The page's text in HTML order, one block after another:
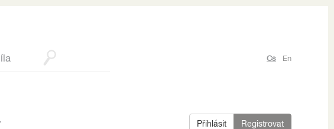
Cs En
Přihlásit Registrovat